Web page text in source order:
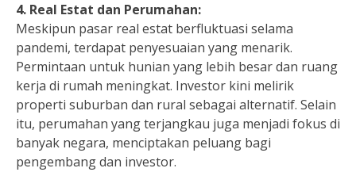
4. Real Estat dan Perumahan:
Meskipun pasar real estat berfluktuasi selama
pandemi, terdapat penyesuaian yang menarik.
Permintaan untuk hunian yang lebih besar dan ruang
kerja di rumah meningkat. Investor kini melirik
properti suburban dan rural sebagai alternatif. Selain
itu, perumahan yang terjangkau juga menjadi fokus di
banyak negara, menciptakan peluang bagi
pengembang dan investor.